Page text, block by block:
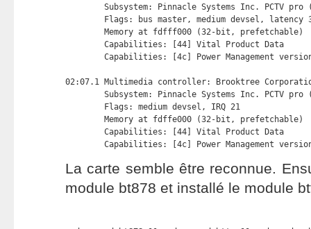
Subsystem: Pinnacle Systems Inc. PCTV pro
Flags: bus master, medium devsel, latency
        Memory at fdfff000 (32-bit, prefetchable)
        Capabilities: [44] Vital Product Data
Capabilities: [4c] Power Management
02:07.1 Multimedia controller: Brooktree
Subsystem: Pinnacle Systems Inc. PCTV pro
        Flags: medium devsel, IRQ 21
        Memory at fdffe000 (32-bit, prefetchable)
        Capabilities: [44] Vital Product Data
Capabilities: [4c] Power Management
La carte semble être reconnue.
module bt878 et installé le module